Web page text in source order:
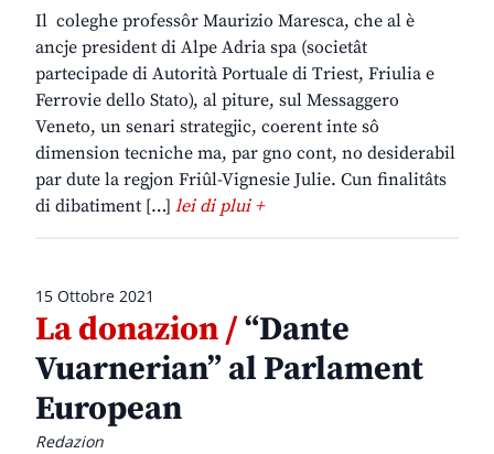
Il coleghe professôr Maurizio Maresca, che al è
ancje president di Alpe Adria spa (societât
partecipade di Autorità Portuale di Triest, Friulia e
Ferrovie dello Stato), al piture, sul Messaggero
Veneto, un senari strategjic, coerent inte sô
dimension tecniche ma, par gno cont, no desiderabil
par dute la regjon Friûl-Vignesie Julie. Cun finalitâts
di dibatiment […] lei di plui +
15 Ottobre 2021
La donazion /“Dante
Vuarnerian” al Parlament
European
Redazion